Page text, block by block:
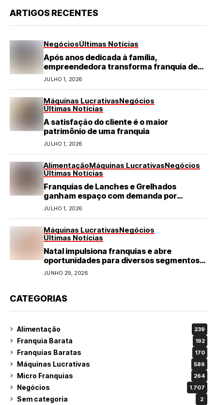
ARTIGOS RECENTES
NegóciosÚltimas Notícias
Após anos dedicada à família,
empreendedora transforma franquia de
turismo em negócio de destaque no RN
JULHO 1, 2026
Máquinas LucrativasNegócios
Últimas Notícias
A satisfação do cliente é o maior
patrimônio de uma franquia
JULHO 1, 2026
AlimentaçãoMáquinas LucrativasNegócios
Últimas Notícias
Franquias de Lanches e Grelhados
ganham espaço com demanda por
refeições rápidas e de qualidade
JULHO 1, 2026
Máquinas LucrativasNegócios
Últimas Notícias
Natal impulsiona franquias e abre
oportunidades para diversos segmentos
do varejo
JUNHO 29, 2026
CATEGORIAS
Alimentação 239
Franquia Barata 192
Franquias Baratas 170
Máquinas Lucrativas 586
Micro Franquias 264
Negócios 1.707
Sem categoria 2